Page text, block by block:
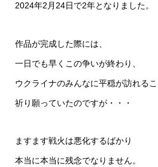
2024年2月24日で2年となりました。
作品が完成した際には、
一日でも早くこの争いが終わり、
ウクライナのみんなに平穏が訪れる
祈り願っていたのですが・・・
ますます戦火は悪化するばかり
本当に本当に残念でなりません。